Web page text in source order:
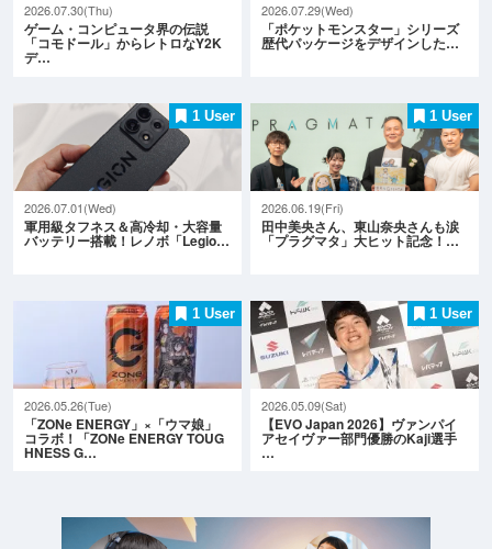
2026.07.30(Thu)
ゲーム・コンピュータ界の伝説
「コモドール」からレトロなY2K
デ…
2026.07.29(Wed)
「ポケットモンスター」シリーズ
歴代パッケージをデザインした…
1 User
2026.07.01(Wed)
軍用級タフネス＆高冷却・大容量
バッテリー搭載！レノボ「Legio…
1 User
2026.06.19(Fri)
田中美央さん、東山奈央さんも涙
「プラグマタ」大ヒット記念！…
1 User
2026.05.26(Tue)
「ZONe ENERGY」×「ウマ娘」
コラボ！「ZONe ENERGY TOUG
HNESS G…
1 User
2026.05.09(Sat)
【EVO Japan 2026】ヴァンパイ
アセイヴァー部門優勝のKaji選手
…